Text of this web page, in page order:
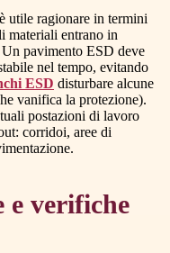
utile ragionare in termini
materiali entrano in
pavimento ESD deve
nel tempo, evitando
ESD disturbare alcune
vanifica la protezione).
postazioni di lavoro
corridoi, aree di
e verifiche